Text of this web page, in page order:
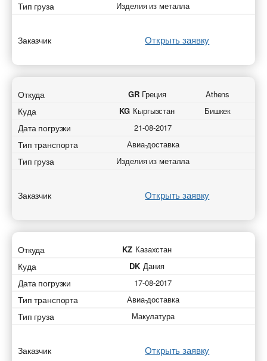
Тип груза Изделия из металла
Заказчик Открыть заявку
Откуда GR Греция Athens
Куда KG Кыргызстан Бишкек
Дата погрузки 21-08-2017
Тип транспорта Авиа-доставка
Тип груза Изделия из металла
Заказчик Открыть заявку
Откуда KZ Казахстан
Куда DK Дания
Дата погрузки 17-08-2017
Тип транспорта Авиа-доставка
Тип груза Макулатура
Заказчик Открыть заявку